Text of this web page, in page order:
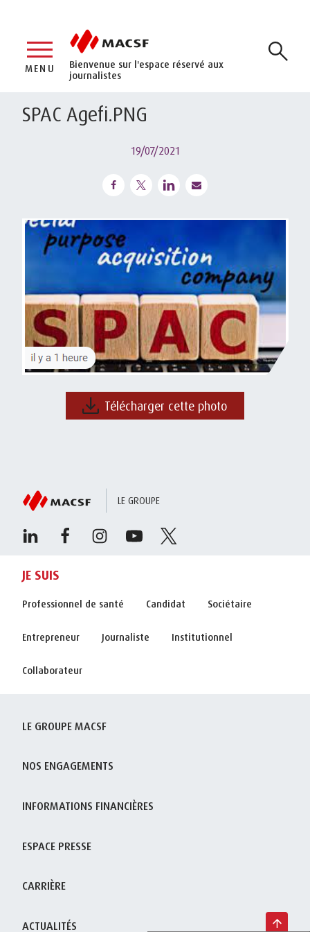
Bienvenue sur l'espace réservé aux
journalistes
MENU
SPAC Agefi.PNG
19/07/2021
Télécharger cette photo
LE GROUPE
JE SUIS
Professionnel de santé Candidat Sociétaire
Entrepreneur Journaliste Institutionnel
Collaborateur
LE GROUPE MACSF
NOS ENGAGEMENTS
INFORMATIONS FINANCIÈRES
ESPACE PRESSE
CARRIÈRE
ACTUALITÉS